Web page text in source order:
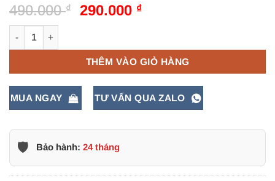
490.000₫
Giá
490.000 ₫.
290.000 ₫Giá
là:
290.000 ₫.
THÊM VÀO GIỎ HÀNG
MUA NGAY TƯ VẤN QUA ZALO
🛡️ Bảo hành: 24 tháng